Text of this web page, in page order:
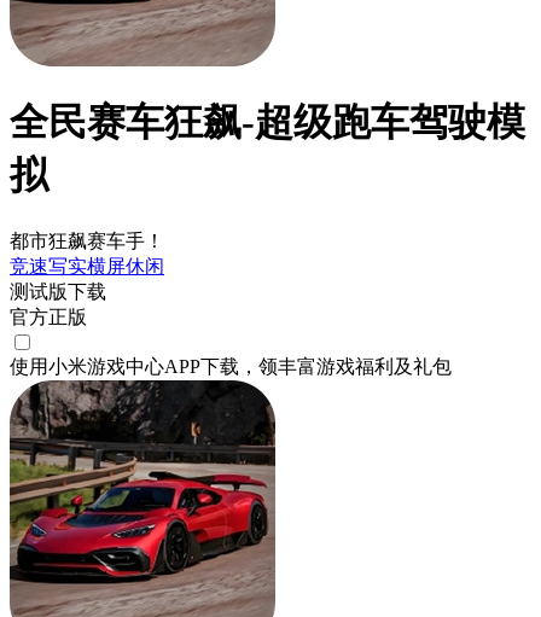
全民赛车狂飙-超级跑车驾驶模
拟
都市狂飙赛车手！
竞速写实横屏休闲
测试版下载
官方正版
使用小米游戏中心APP下载 ，领丰富游戏福利 及礼包